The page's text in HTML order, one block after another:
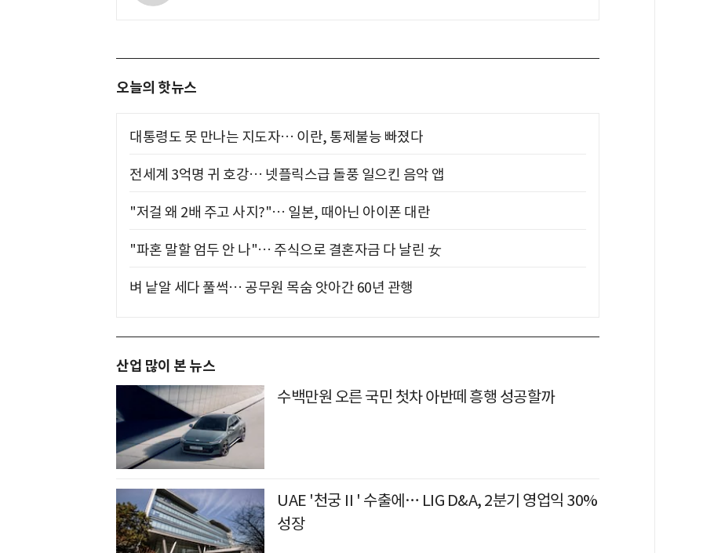
오늘의 핫뉴스
대통령도 못 만나는 지도자… 이란, 통제불능 빠졌다
전세계 3억명 귀 호강… 넷플릭스급 돌풍 일으킨 음악 앱
"저걸 왜 2배 주고 사지?"… 일본, 때아닌 아이폰 대란
"파혼 말할 엄두 안 나"… 주식으로 결혼자금 다 날린 女
벼 낱알 세다 풀썩… 공무원 목숨 앗아간 60년 관행
산업 많이 본 뉴스
수백만원 오른 국민 첫차 아반떼 흥행 성공할까
UAE '천궁Ⅱ' 수출에… LIG D&A, 2분기 영업익 30%
성장